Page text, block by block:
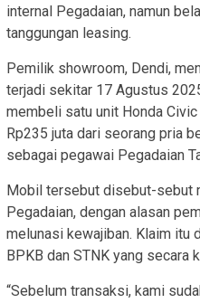
internal Pegadaian, namun
tanggungan leasing.
Pemilik showroom, Dendi,
terjadi sekitar 17 Agustus
membeli satu unit Honda
Rp235 juta dari seorang pria
sebagai pegawai Pegadaian
Mobil tersebut disebut-sebut
Pegadaian, dengan alasan
melunasi kewajiban. Klaim itu
BPKB dan STNK yang secara
“Sebelum transaksi, kami